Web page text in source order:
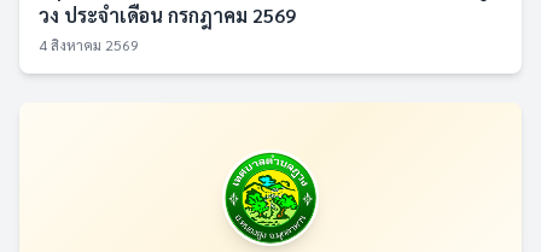
วง ประจำเดือน กรกฎาคม 2569
4 สิงหาคม 2569